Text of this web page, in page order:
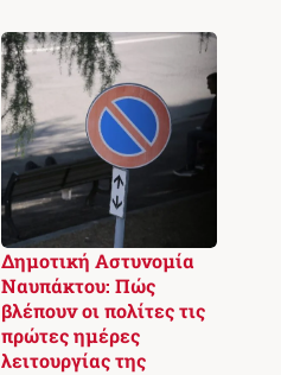
Δημοτική Αστυνομία
Ναυπάκτου: Πώς
βλέπουν οι πολίτες τις
πρώτες ημέρες
λειτουργίας της